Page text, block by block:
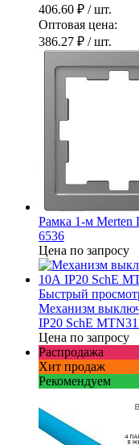
406.60 ₽ / шт.
Оптовая цена:
386.27 ₽ / шт.
Рамка 1-м Merten
6536
Цена по запросу
Быстрый
Механизм
IP20 SchE
Цена по запросу
Распродажа
Хит продаж
Рекомендуем